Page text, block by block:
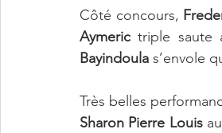
Côté concours,
Aymeric triple saute
Bayindoula s’envole
Très belles
Sharon Pierre Louis